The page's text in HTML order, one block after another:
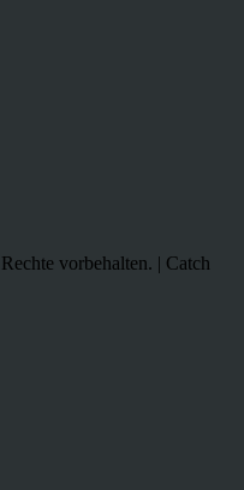
vorbehalten. | Catch